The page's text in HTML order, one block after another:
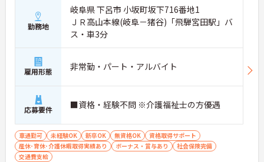
勤務地
岐阜県 下呂市 小坂町坂下716番地1
ＪＲ高山本線(岐阜－猪谷)「飛騨宮田駅」バ
ス・車3分
雇用形態 非常勤・パート・アルバイト
応募要件 ■資格・経験不問 ※介護福祉士の方優遇
車通勤可 未経験OK 新卒OK 無資格OK
資格取得サポート
産休･育休･介護休暇取得実績あり
ボーナス・賞与あり
社会保険完備
交通費支給